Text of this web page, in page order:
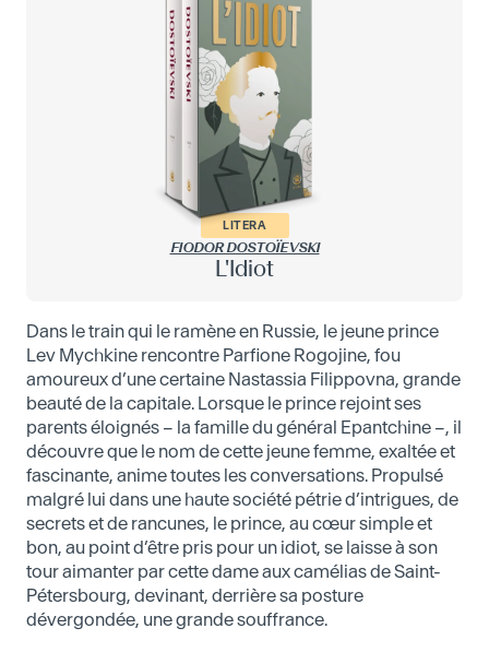
LITERA
FIODOR DOSTOÏEVSKI
L'Idiot
Dans le train qui le ramène en Russie, le jeune prince
Lev Mychkine rencontre Parfione Rogojine, fou
amoureux d’une certaine Nastassia Filippovna, grande
beauté de la capitale. Lorsque le prince rejoint ses
parents éloignés – la famille du général Epantchine –, il
découvre que le nom de cette jeune femme, exaltée et
fascinante, anime toutes les conversations. Propulsé
malgré lui dans une haute société pétrie d’intrigues, de
secrets et de rancunes, le prince, au cœur simple et
bon, au point d’être pris pour un idiot, se laisse à son
tour aimanter par cette dame aux camélias de Saint-
Pétersbourg, devinant, derrière sa posture
dévergondée, une grande souffrance.